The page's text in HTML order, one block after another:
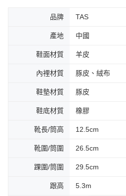
品牌 TAS
產地 中國
鞋面材質 羊皮
內裡材質 豚皮、絨布
鞋墊材質 豚皮
鞋底材質 橡膠
靴長/筒高 12.5cm
靴圍/筒圍 26.5cm
踝圍/筒圍 29.5cm
跟高 5.3m